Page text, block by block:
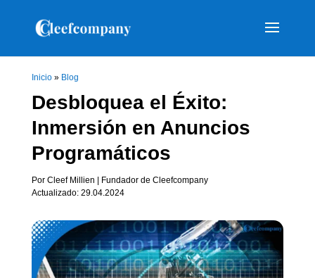
Inicio» Blog
Desbloquea el Éxito:
Inmersión en Anuncios
Programáticos
Por Cleef Millien | Fundador de Cleefcompany
Actualizado: 29.04.2024